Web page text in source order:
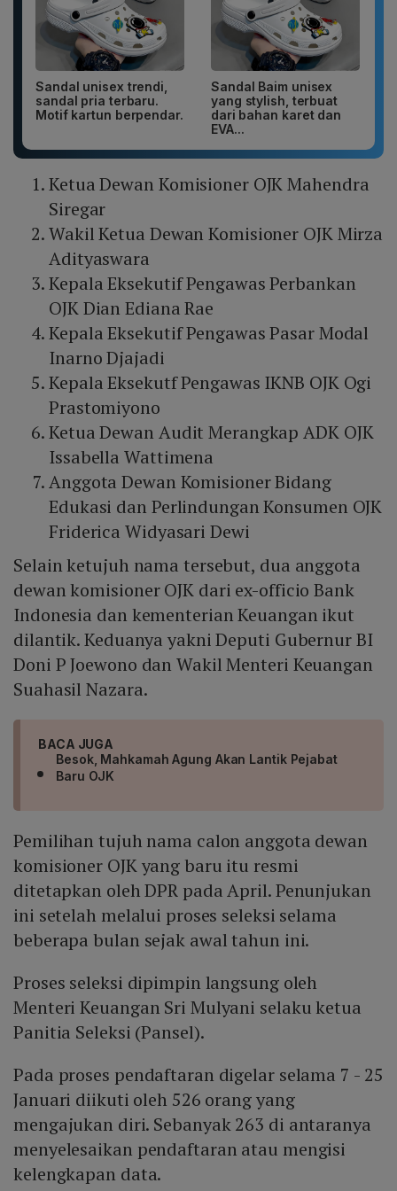
Sandal unisex trendi,
sandal pria terbaru.
Motif kartun berpendar.
Sandal Baim unisex
yang stylish, terbuat
dari bahan karet dan
EVA...
Ketua Dewan Komisioner OJK Mahendra
Siregar
Wakil Ketua Dewan Komisioner OJK Mirza
Adityaswara
Kepala Eksekutif Pengawas Perbankan
OJK Dian Ediana Rae
Kepala Eksekutif Pengawas Pasar Modal
Inarno Djajadi
Kepala Eksekutf Pengawas IKNB OJK Ogi
Prastomiyono
Ketua Dewan Audit Merangkap ADK OJK
Issabella Wattimena
Anggota Dewan Komisioner Bidang
Edukasi dan Perlindungan Konsumen OJK
Friderica Widyasari Dewi
Selain ketujuh nama tersebut, dua anggota
dewan komisioner OJK dari ex-officio Bank
Indonesia dan kementerian Keuangan ikut
dilantik. Keduanya yakni Deputi Gubernur BI
Doni P Joewono dan Wakil Menteri Keuangan
Suahasil Nazara.
BACA JUGA
Besok, Mahkamah Agung Akan Lantik Pejabat
Baru OJK
Pemilihan tujuh nama calon anggota dewan
komisioner OJK yang baru itu resmi
ditetapkan oleh DPR pada April. Penunjukan
ini setelah melalui proses seleksi selama
beberapa bulan sejak awal tahun ini.
Proses seleksi dipimpin langsung oleh
Menteri Keuangan Sri Mulyani selaku ketua
Panitia Seleksi (Pansel).
Pada proses pendaftaran digelar selama 7 - 25
Januari diikuti oleh 526 orang yang
mengajukan diri. Sebanyak 263 di antaranya
menyelesaikan pendaftaran atau mengisi
kelengkapan data.